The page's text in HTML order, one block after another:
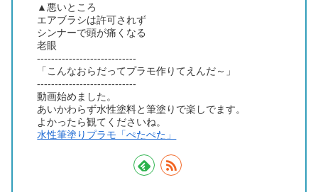
▲悪いところ
エアブラシは許可されず
シンナーで頭が痛くなる
老眼
----------------------------
「こんなおらだってプラモ作りてえんだ～」
----------------------------
動画始めました。
あいかわらず水性塗料と筆塗りで楽しでます。
よかったら観てくださいね。
水性筆塗りプラモ「ぺたぺた」